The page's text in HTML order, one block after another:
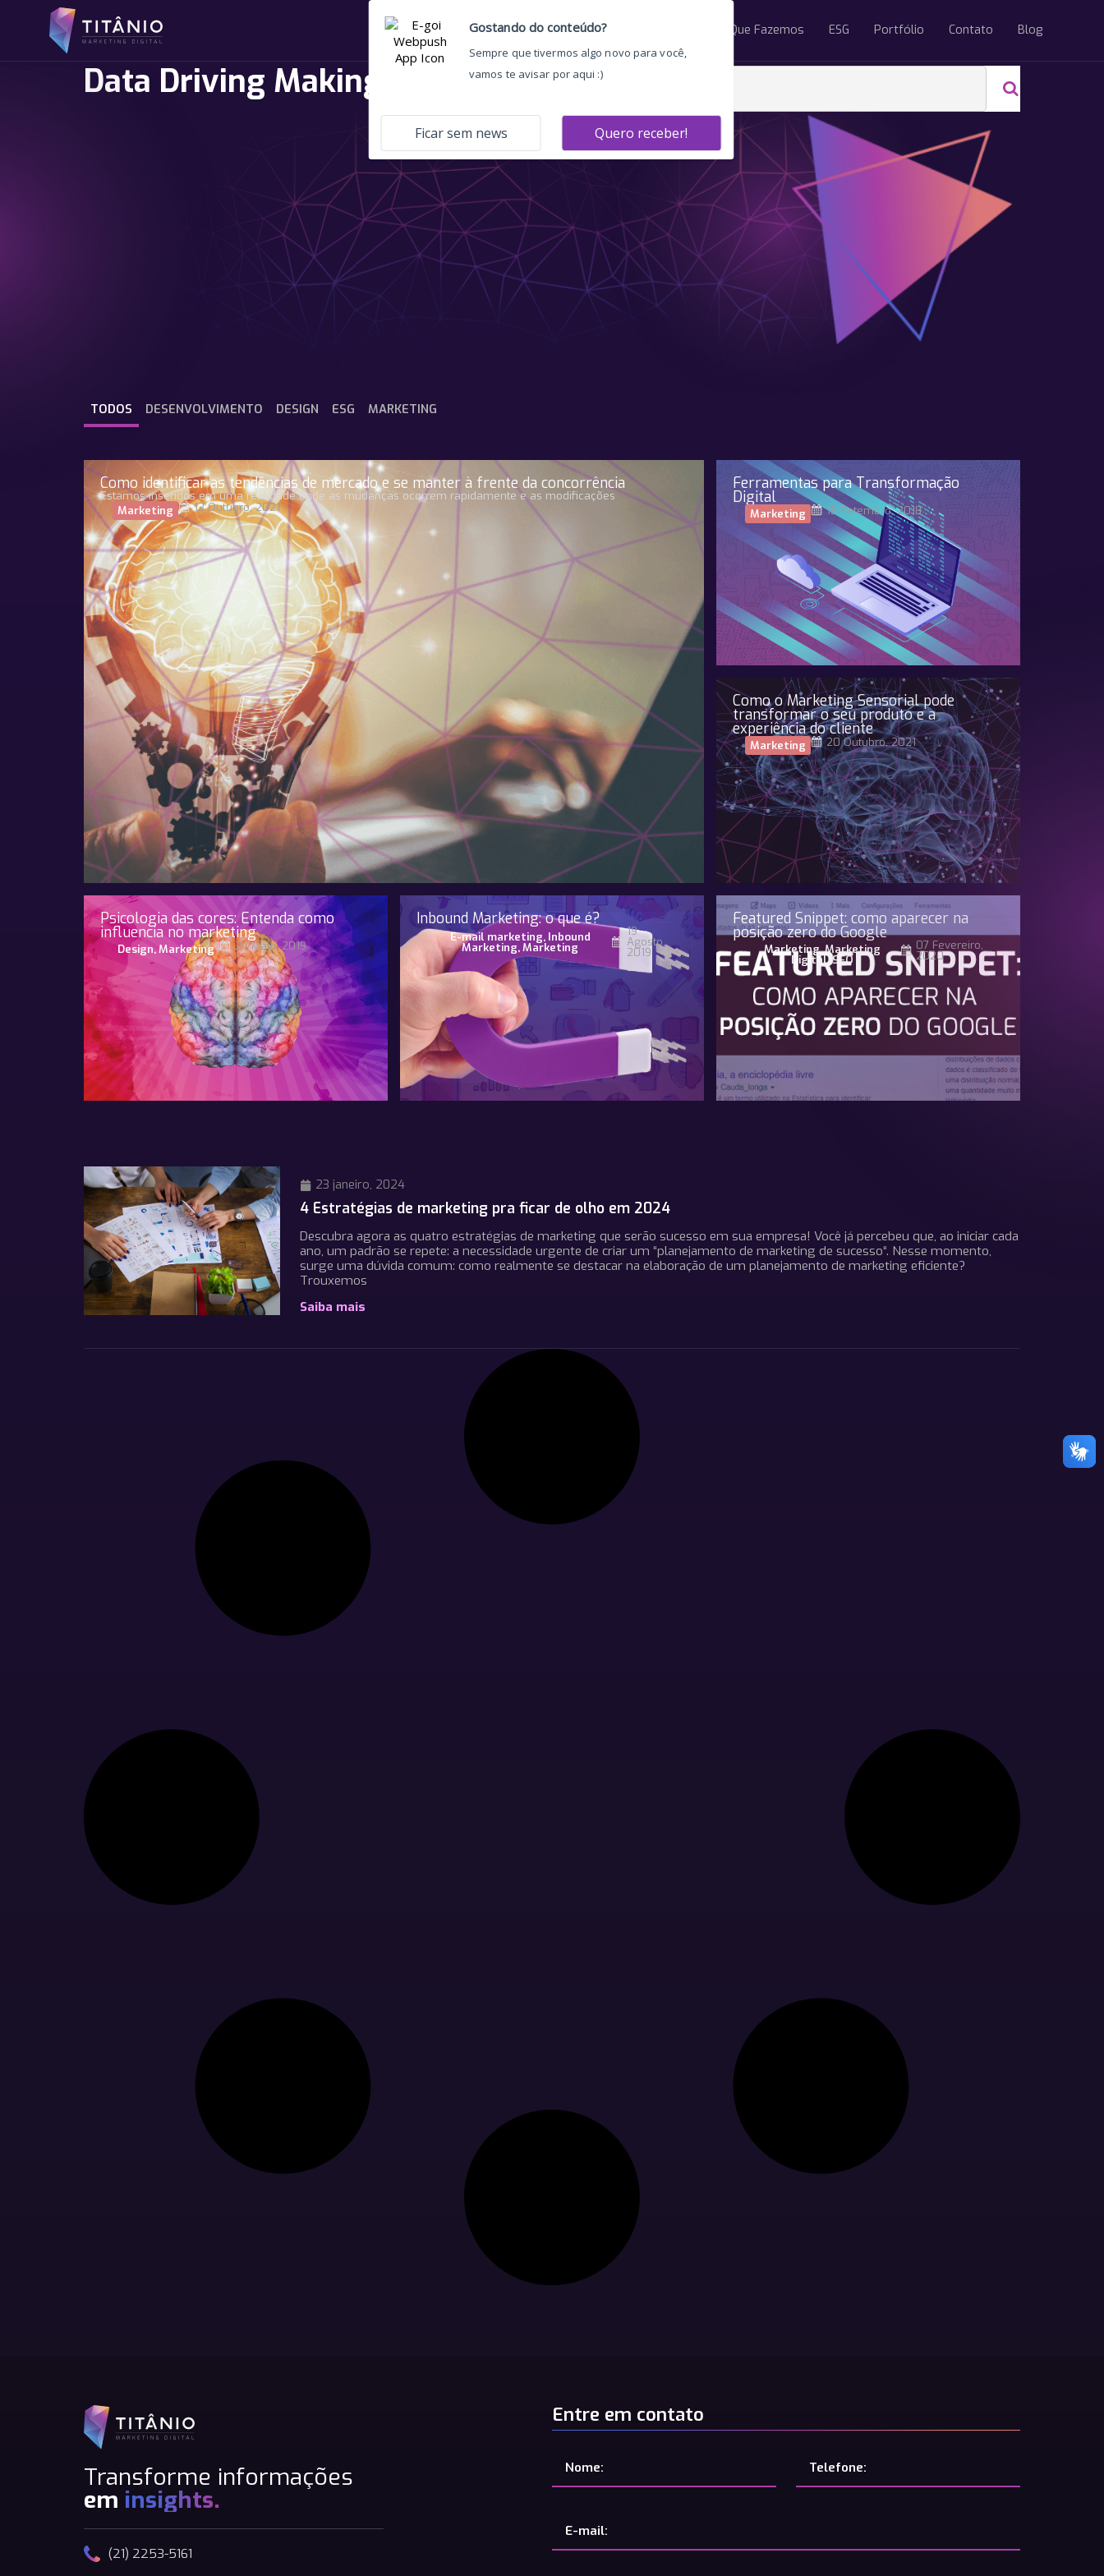
Home O Que Fazemos ESG Portfólio Contato Blog
Data Driving Making
DESENVOLVIMENTO DESIGN ESG MARKETING
TODOS
Como identificar as tendências de mercado e se manter à frente da concorrência
Estamos inseridos em uma realidade onde as mudanças ocorrem rapidamente e as modificações
Marketing
13 Outubro, 2021
Ferramentas para Transformação
Digital
Marketing 18 Setembro, 2018
Como o Marketing Sensorial pode
transformar o seu produto e a
experiência do cliente
Marketing 20 Outubro, 2021
Psicologia das cores: Entenda como
influencia no marketing
Design,Marketing 24 Maio, 2019
Inbound Marketing: o que é?
E-mail marketing, Inbound
Marketing,Marketing
19
Agosto,
2019
Featured Snippet: como aparecer na
posição zero do Google
Marketing,Marketing
Digital,SEO
07 Fevereiro,
2020
23 janeiro, 2024
4 Estratégias de marketing pra ficar de olho em 2024
Descubra agora as quatro estratégias de marketing que serão sucesso em sua empresa! Você já percebeu que, ao iniciar cada
ano, um padrão se repete: a necessidade urgente de criar um “planejamento de marketing de sucesso“. Nesse momento,
surge uma dúvida comum: como realmente se destacar na elaboração de um planejamento de marketing eficiente?
Trouxemos
Saiba mais
Transforme informações
em insights.
(21) 2253-5161
Entre em contato